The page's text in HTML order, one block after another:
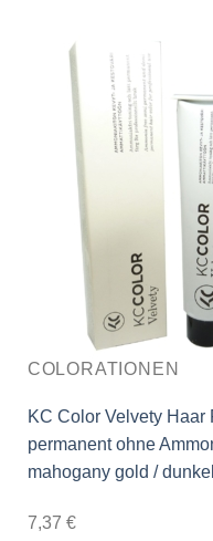
COLORATIONEN
KC Color Velvety Haar
permanent ohne
mahogany gold /
7,37 €